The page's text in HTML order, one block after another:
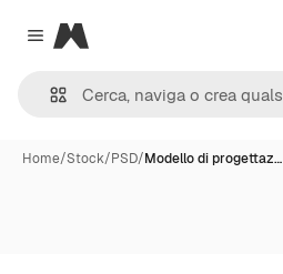
Close menu
Magnific
Home/Stock/PSD/Modello di progettaz…